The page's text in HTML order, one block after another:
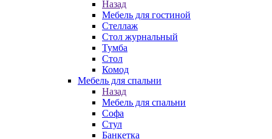
Назад
Мебель для гостиной
Стеллаж
Стол журнальный
Тумба
Стол
Комод
Мебель для спальни
Назад
Мебель для спальни
Софа
Стул
Банкетка